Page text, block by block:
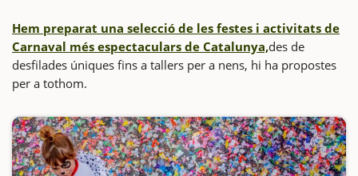
Hem preparat una selecció de les festes i activitats de
Carnaval més espectaculars de Catalunya,des de
desfilades úniques fins a tallers per a nens, hi ha propostes
per a tothom.